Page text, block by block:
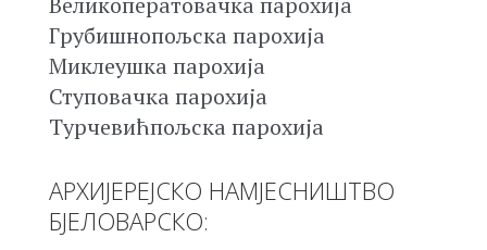
Грубишнопољска парохија
Миклеушка парохија
Ступовачка парохија
Турчевићпољска парохија
АРХИЈЕРЕЈСКО НАМЈЕСНИШТВО
БЈЕЛОВАРСКО: